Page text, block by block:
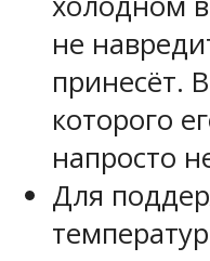
не
принесёт.
которого
напросто
Для